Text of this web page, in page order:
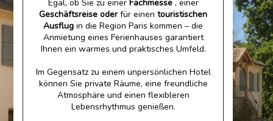
Egal, ob Sie zu einer Fachmesse, einer
Geschäftsreise oderfür einentouristischen
Ausflug in die Region Paris kommen – die
Anmietung eines Ferienhauses garantiert
Ihnen ein warmes und praktisches Umfeld.
Im Gegensatz zu einem unpersönlichen Hotel
können Sie private Räume, eine freundliche
Atmosphäre und einen flexibleren
Lebensrhythmus genießen.